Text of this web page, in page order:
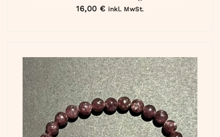
16,00 € inkl. MwSt.